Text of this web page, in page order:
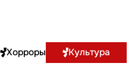
Хорроры Культура